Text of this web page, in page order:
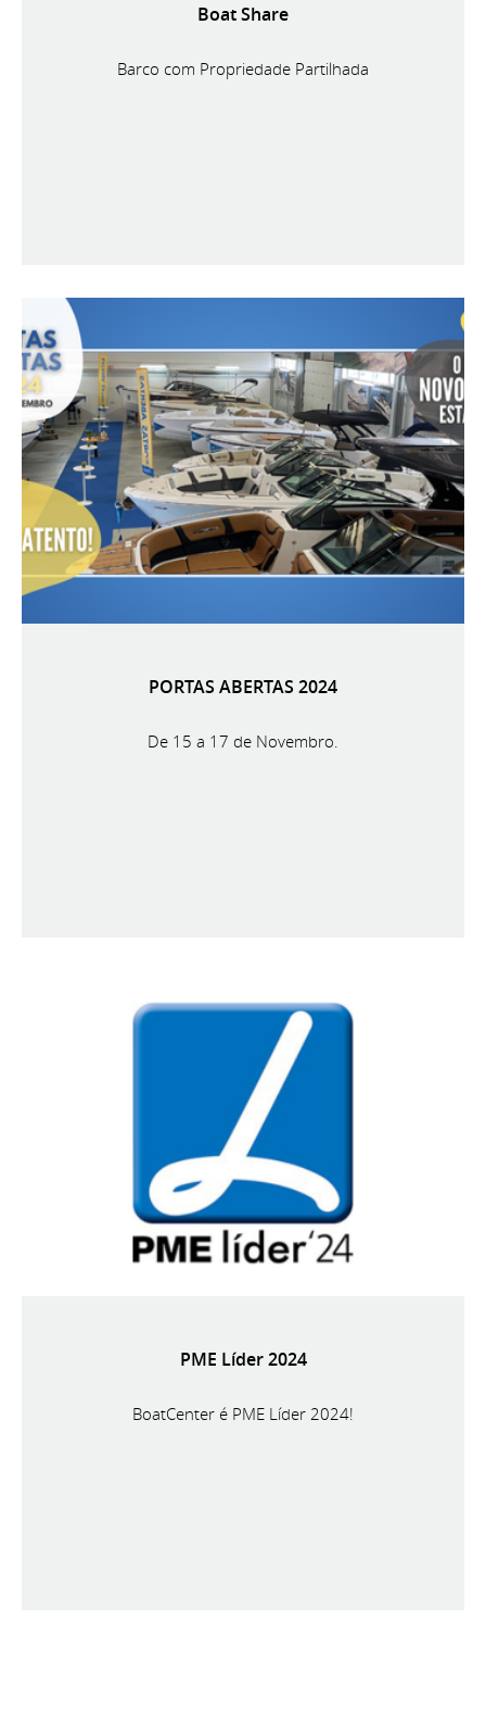
Boat Share
Barco com Propriedade Partilhada
PORTAS ABERTAS 2024
De 15 a 17 de Novembro.
PME Líder 2024
BoatCenter é PME Líder 2024!